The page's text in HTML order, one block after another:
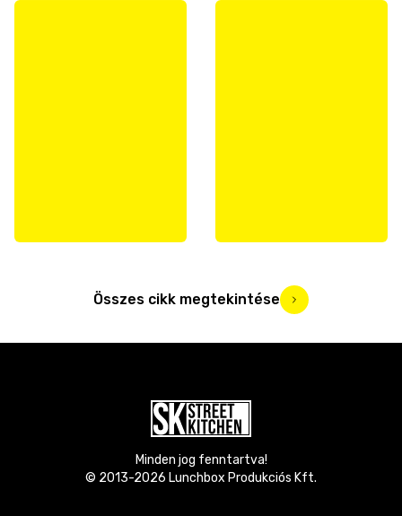
Összes cikk megtekintése
Minden jog fenntartva!
© 2013-2026 Lunchbox Produkciós Kft.